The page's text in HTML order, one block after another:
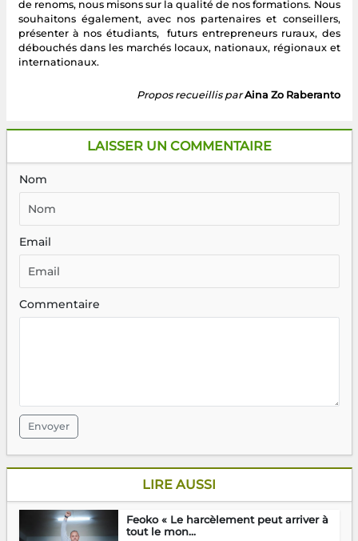
de renoms, nous misons sur la qualité de nos formations. Nous
souhaitons également, avec nos partenaires et conseillers,
présenter à nos étudiants, futurs entrepreneurs ruraux, des
débouchés dans les marchés locaux, nationaux, régionaux et
internationaux.
Propos recueillis par Aina Zo Raberanto
LAISSER UN COMMENTAIRE
Nom
Email
Commentaire
Envoyer
LIRE AUSSI
Feoko « Le harcèlement peut arriver à
tout le mon...